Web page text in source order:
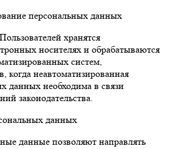
персональных данных
хранятся
носителях и обрабатываются
систем,
когда неавтоматизированная
данных необходима в связи
законодательства.
данных
данные позволяют направлять